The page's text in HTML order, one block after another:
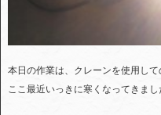
本日の作業は、クレーンを使用して
ここ最近いっきに寒くなってきま